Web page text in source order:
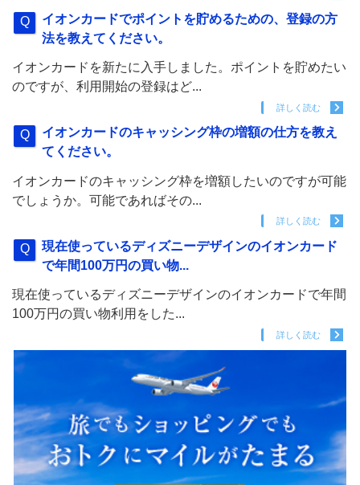
イオンカードでポイントを貯めるための、登録の方
法を教えてください。
イオンカードを新たに入手しました。ポイントを貯めたい
のですが、利用開始の登録はど...
詳しく読む
イオンカードのキャッシング枠の増額の仕方を教え
てください。
イオンカードのキャッシング枠を増額したいのですが可能
でしょうか。可能であればその...
詳しく読む
現在使っているディズニーデザインのイオンカード
で年間100万円の買い物...
現在使っているディズニーデザインのイオンカードで年間
100万円の買い物利用をした...
詳しく読む